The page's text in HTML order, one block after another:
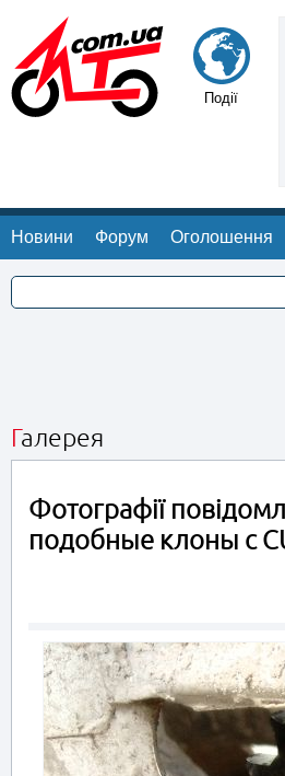
Події
Новини Форум Оголошення
Галерея
Фотографії
подобные клоны с